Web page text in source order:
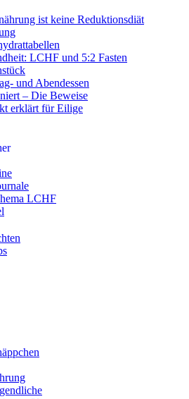
ist keine Reduktionsdiät
LCHF und 5:2 Fasten
und Abendessen
– Die Beweise
erklärt für Eilige
LCHF